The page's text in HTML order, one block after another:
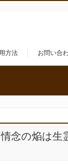
方法 お問い合
念の焔は生